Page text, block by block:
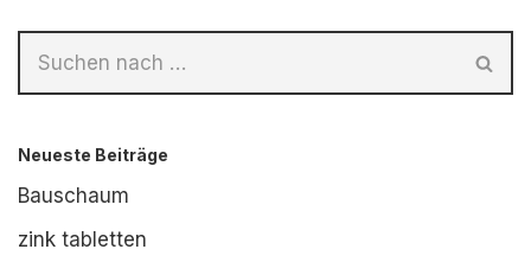
Neueste Beiträge
Bauschaum
zink tabletten